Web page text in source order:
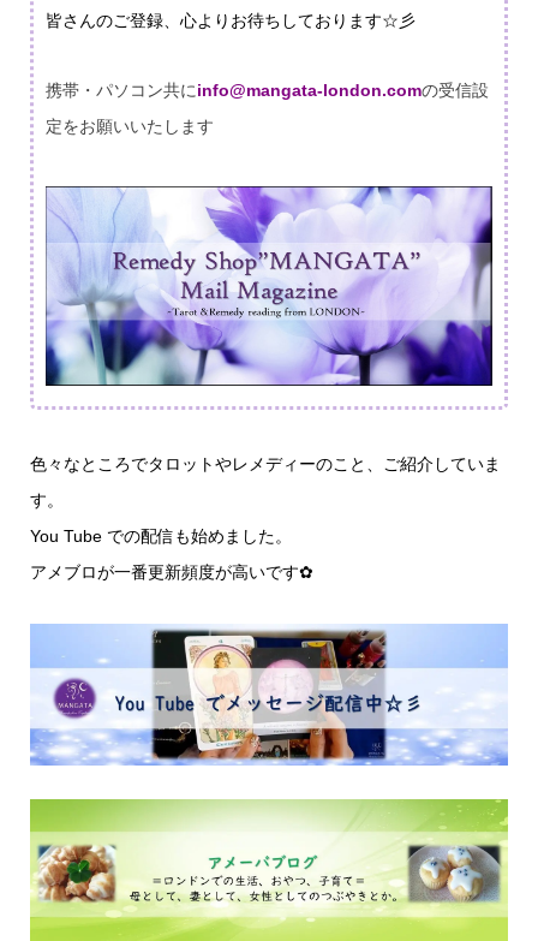
皆さんのご登録、心よりお待ちしております☆彡
携帯・パソコン共にinfo@mangata-london.comの受信設
定をお願いいたします
色々なところでタロットやレメディーのこと、ご紹介していま
す。
You Tube での配信も始めました。
アメブロが一番更新頻度が高いです✿